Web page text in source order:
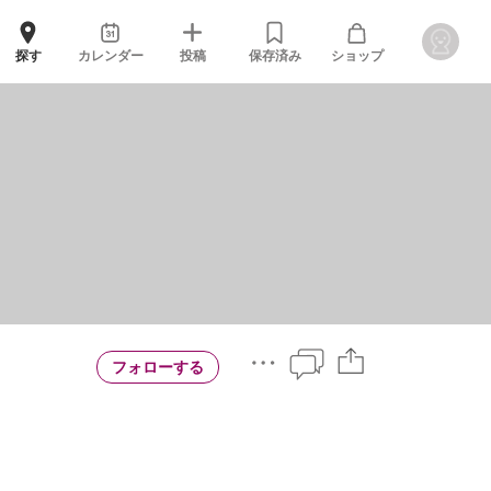
探す カレンダー 投稿 保存済み ショップ